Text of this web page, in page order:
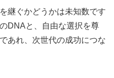
継ぐかどうかは未知数です
DNAと、自由な選択を尊
あれ、次世代の成功につな